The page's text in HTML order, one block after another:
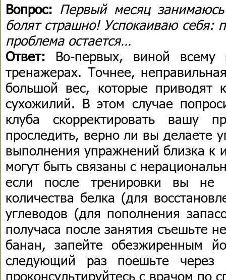
Вопрос: Первый месяц
болят страшно! Успокаиваю себя:
проблема остается…
Ответ: Во-первых, виной всему
тренажерах. Точнее,
большой вес, которые
сухожилий. В этом случае
клуба скорректировать вашу
проследить, верно ли вы делаете
выполнения упражнений близка к
могут быть связаны с
если после тренировки вы не
количества белка (для
углеводов (для пополнения
получаса после занятия съешьте
банан, запейте обезжиренным
следующий раз поешьте через
проконсультируйтесь с врачом по